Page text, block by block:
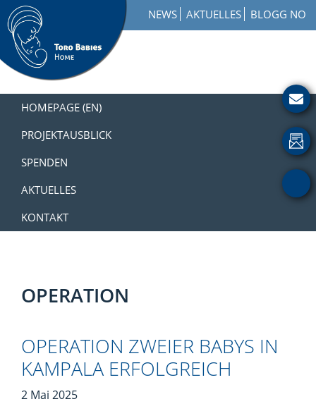
Zur
Hauptnavigation
springen
Skip
to
main
content
Zur
Fußzeile
springen
NEWS AKTUELLES BLOGG NO
Babies
Home
Involved
HOMEPAGE (EN)
PROJEKTAUSBLICK
SPENDEN
AKTUELLES
KONTAKT
OPERATION
OPERATION ZWEIER BABYS IN
KAMPALA ERFOLGREICH
2 Mai 2025